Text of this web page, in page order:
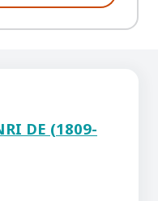
DE (1809-